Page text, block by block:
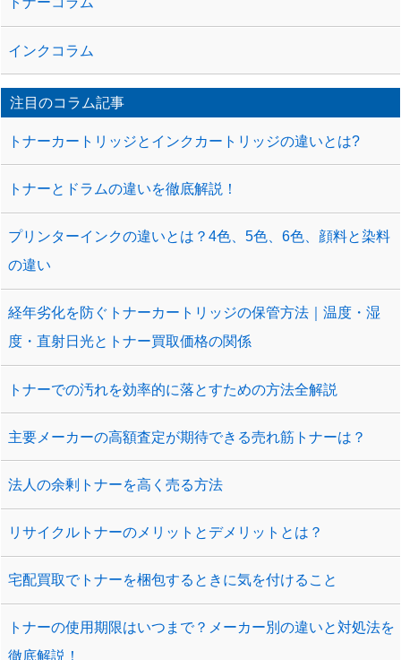
インクコラム
注目のコラム記事
トナーカートリッジとインクカートリッジの違いとは?
トナーとドラムの違いを徹底解説！
プリンターインクの違いとは？4色、5色、6色、顔料と染料
の違い
経年劣化を防ぐトナーカートリッジの保管方法｜温度・湿
度・直射日光とトナー買取価格の関係
トナーでの汚れを効率的に落とすための方法全解説
主要メーカーの高額査定が期待できる売れ筋トナーは？
法人の余剰トナーを高く売る方法
リサイクルトナーのメリットとデメリットとは？
宅配買取でトナーを梱包するときに気を付けること
トナーの使用期限はいつまで？メーカー別の違いと対処法を
徹底解説！